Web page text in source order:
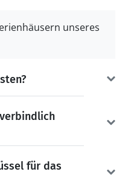
unseres
für das